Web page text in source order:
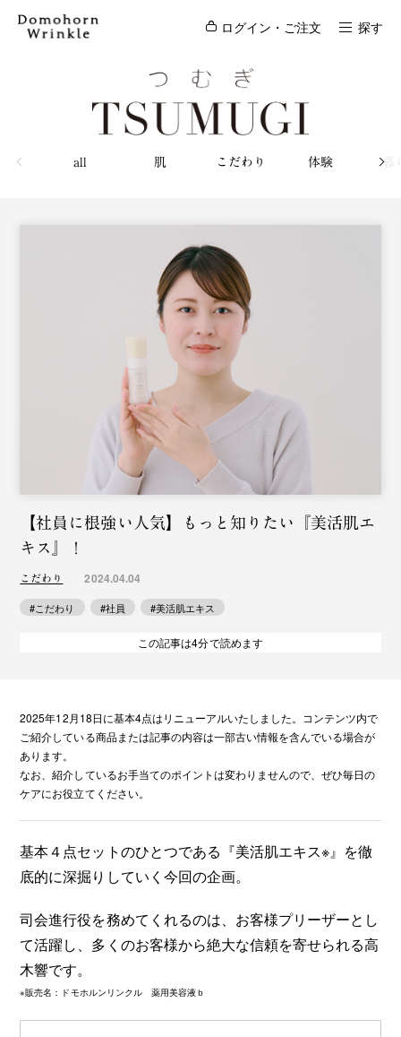
ログイン・ご注文 探す
all 肌 こだわり 体験 暮
【社員に根強い人気】もっと知りたい『美活肌エ
キス』！
こだわり 2024.04.04
#こだわり #社員 #美活肌エキス
この記事は4分で読めます
2025年12月18日に基本4点はリニューアルいたしました。コンテンツ内で
ご紹介している商品または記事の内容は一部古い情報を含んでいる場合が
あります。
なお、紹介しているお手当てのポイントは変わりませんので、ぜひ毎日の
ケアにお役立てください。
基本４点セットのひとつである『美活肌エキス※』を徹
底的に深掘りしていく今回の企画。
司会進行役を務めてくれるのは、お客様プリーザーとし
て活躍し、多くのお客様から絶大な信頼を寄せられる高
木響です。
※販売名：ドモホルンリンクル 薬用美容液ｂ